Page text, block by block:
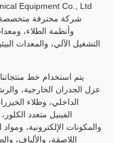
شركة محترفة متخصصة
التشغيل الآلي، والمعدات
يتم استخدام خط
عزل الجدران الخارجية،
الداخلي، وطلاء
والمكونات الإلكترونية، ومواد
اللاصقة، والألياف،